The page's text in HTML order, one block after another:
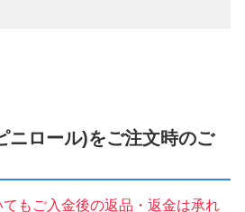
ニロール)をご注文時のご
もご入金後の返品・返金は承れ